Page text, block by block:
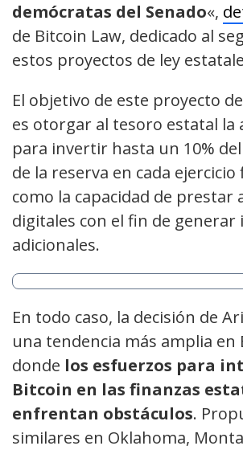
demócratas del Senado«,
de Bitcoin Law, dedicado al
estos proyectos de ley
El objetivo de este proyecto
es otorgar al tesoro estatal la
para invertir hasta un 10%
de la reserva en cada ejercicio
como la capacidad de prestar
digitales con el fin de generar
adicionales.
En todo caso, la decisión de
una tendencia más amplia en
donde los esfuerzos para
Bitcoin en las finanzas
enfrentan obstáculos.
similares en Oklahoma,